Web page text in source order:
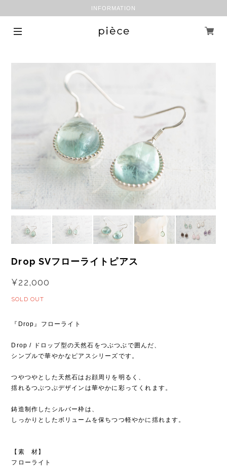
INFORMATION
Drop SVフローライトピアス
¥22,000
SOLD OUT
『Drop』フローライト
Drop / ドロップ型の天然石をつぶつぶで囲んだ、
シンプルで華やかなピアスシリーズです。
つやつやとした天然石はお顔周りを明るく、
揺れるつぶつぶデザインは華やかに彩ってくれます。
鋳造制作したシルバー枠は、
しっかりとしたボリュームを保ちつつ軽やかに揺れます。
【素 材】
フローライト